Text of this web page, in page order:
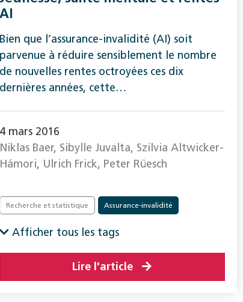
AI
Bien que l’assurance-invalidité (AI) soit
parvenue à réduire sensiblement le nombre
de nouvelles rentes octroyées ces dix
dernières années, cette…
4 mars 2016
Niklas Baer, Sibylle Juvalta, Szilvia Altwicker-
Hámori, Ulrich Frick, Peter Rüesch
Recherche et statistique Assurance-invalidité
Afficher tous les tags
Lire l'article